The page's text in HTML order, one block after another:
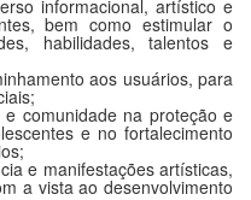
informacional, artístico e
bem como estimular o
habilidades, talentos e
aos usuários, para
comunidade na proteção e
e no fortalecimento
e manifestações artísticas,
a vista ao desenvolvimento